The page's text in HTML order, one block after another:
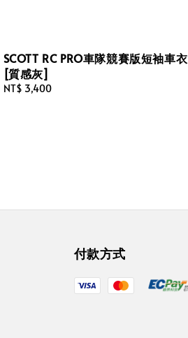
SCOTT RC PRO車隊競賽版短袖車衣
[質感灰]
Regular
NT$ 3,400
付款方式